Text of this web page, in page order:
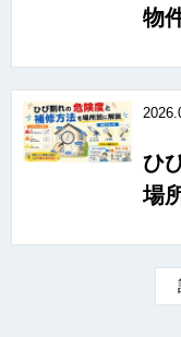
物
ひ
場